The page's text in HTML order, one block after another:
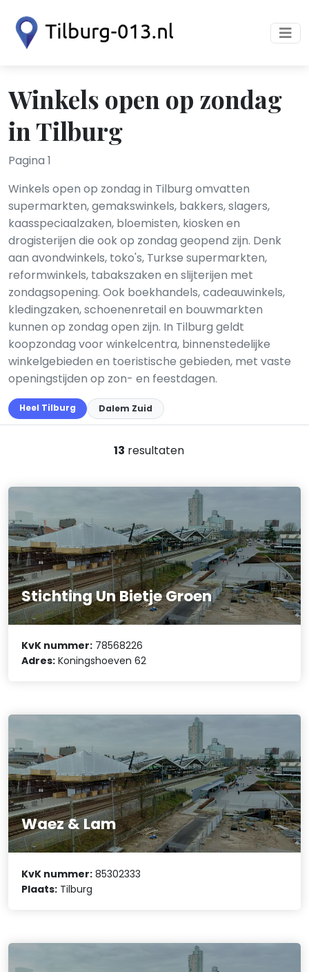
Winkels open op zondag
in Tilburg
Pagina 1
Winkels open op zondag in Tilburg omvatten
supermarkten, gemakswinkels, bakkers, slagers,
kaasspeciaalzaken, bloemisten, kiosken en
drogisterijen die ook op zondag geopend zijn. Denk
aan avondwinkels, toko's, Turkse supermarkten,
reformwinkels, tabakszaken en slijterijen met
zondagsopening. Ook boekhandels, cadeauwinkels,
kledingzaken, schoenenretail en bouwmarkten
kunnen op zondag open zijn. In Tilburg geldt
koopzondag voor winkelcentra, binnenstedelijke
winkelgebieden en toeristische gebieden, met vaste
openingstijden op zon- en feestdagen.
Heel Tilburg Dalem Zuid
13 resultaten
Stichting Un Bietje Groen
KvK nummer: 78568226
Adres: Koningshoeven 62
Waez & Lam
KvK nummer: 85302333
Plaats: Tilburg